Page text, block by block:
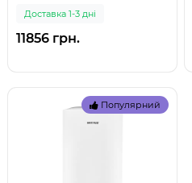
Доставка 1-3 дні
11856 грн.
Популярний